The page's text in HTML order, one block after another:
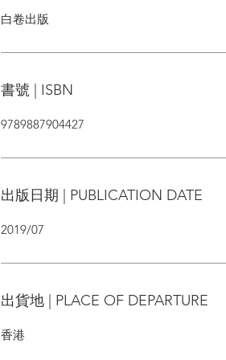
白卷出版
書號 | ISBN
9789887904427
出版日期 | PUBLICATION DATE
2019/07
出貨地 | PLACE OF DEPARTURE
香港